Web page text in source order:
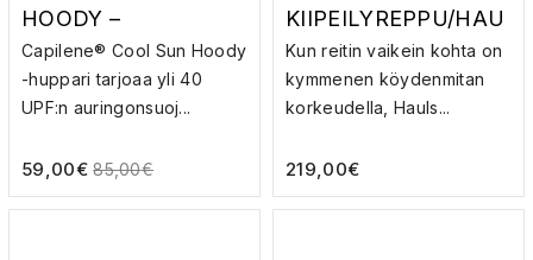
HOODY –
AURINKOHUPPARI
Capilene® Cool Sun Hoody
-huppari tarjoaa yli 40
UPF:n auringonsuoj...
59,00€ 85,00€
KIIPEILYREPPU/HAU
LBÄGI
Kun reitin vaikein kohta on
kymmenen köydenmitan
korkeudella, Hauls...
219,00€